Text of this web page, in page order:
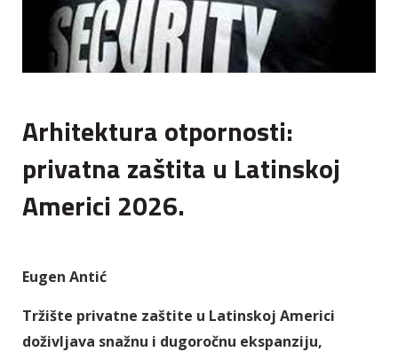
Arhitektura otpornosti:
privatna zaštita u Latinskoj
Americi 2026.
Eugen Antić
Tržište privatne zaštite u Latinskoj Americi
doživljava snažnu i dugoročnu ekspanziju,